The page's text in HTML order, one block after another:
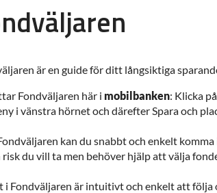
är en guide för ditt långsiktiga
Fondväljaren här i mobilbanken: Klicka
i vänstra hörnet och därefter Spara och
kan du snabbt och enkelt
du vill ta men behöver hjälp att välja
i Fondväljaren är intuitivt och enkelt att